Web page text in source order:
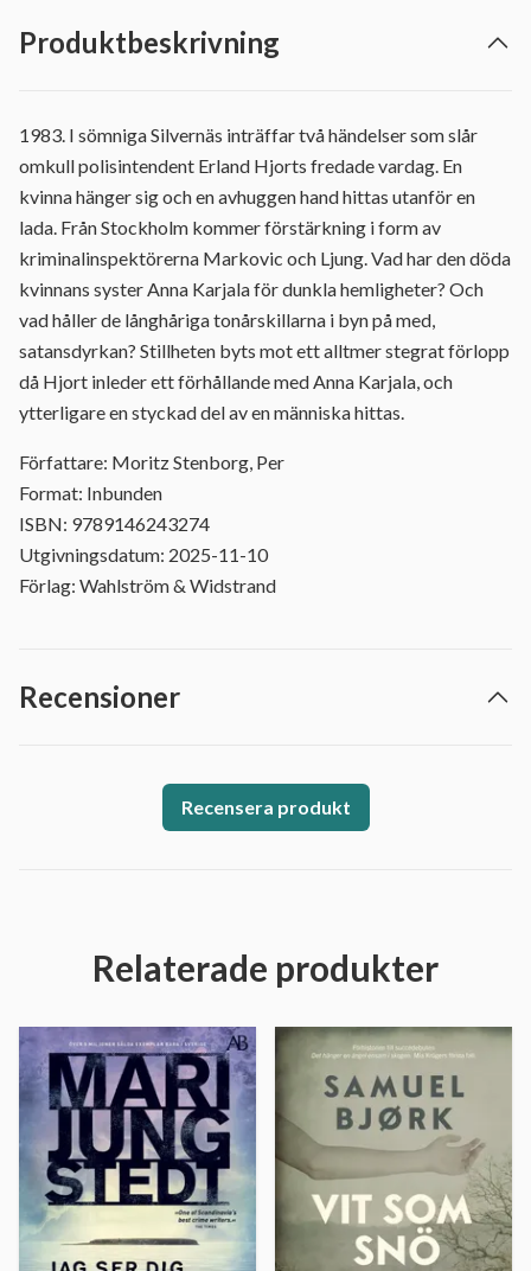
Produktbeskrivning
1983. I sömniga Silvernäs inträffar två händelser som slår
omkull polisintendent Erland Hjorts fredade vardag. En
kvinna hänger sig och en avhuggen hand hittas utanför en
lada. Från Stockholm kommer förstärkning i form av
kriminalinspektörerna Markovic och Ljung. Vad har den döda
kvinnans syster Anna Karjala för dunkla hemligheter? Och
vad håller de långhåriga tonårskillarna i byn på med,
satansdyrkan? Stillheten byts mot ett alltmer stegrat förlopp
då Hjort inleder ett förhållande med Anna Karjala, och
ytterligare en styckad del av en människa hittas.
Författare: Moritz Stenborg, Per
Format: Inbunden
ISBN: 9789146243274
Utgivningsdatum: 2025-11-10
Förlag: Wahlström & Widstrand
Recensioner
Recensera produkt
Relaterade produkter